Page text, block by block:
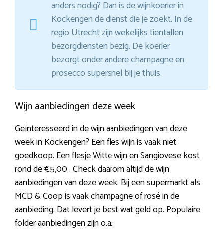
anders nodig? Dan is de wijnkoerier in
Kockengen de dienst die je zoekt. In de
regio Utrecht zijn wekelijks tientallen
bezorgdiensten bezig. De koerier
bezorgt onder andere champagne en
prosecco supersnel bij je thuis.
Wijn aanbiedingen deze week
Geïnteresseerd in de wijn aanbiedingen van deze
week in Kockengen? Een fles wijn is vaak niet
goedkoop. Een flesje Witte wijn en Sangiovese kost
rond de €5,00 . Check daarom altijd de wijn
aanbiedingen van deze week. Bij een supermarkt als
MCD & Coop is vaak champagne of rosé in de
aanbieding. Dat levert je best wat geld op. Populaire
folder aanbiedingen zijn o.a.: